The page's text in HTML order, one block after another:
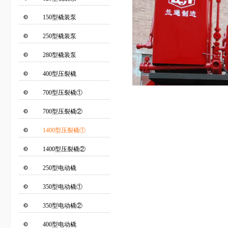
150型橇装泵
250型橇装泵
280型橇装泵
400型压裂橇
700型压裂橇①
700型压裂橇②
1400型压裂橇①
1400型压裂橇②
250型电动橇
350型电动橇①
350型电动橇②
400型电动橇